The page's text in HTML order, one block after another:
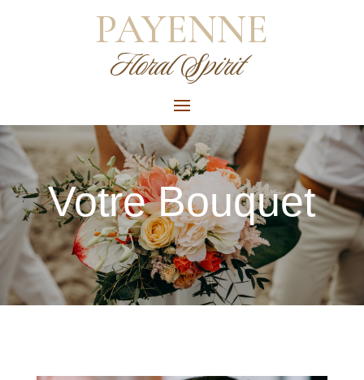
PAYENNE
Floral Spirit
Votre Bouquet